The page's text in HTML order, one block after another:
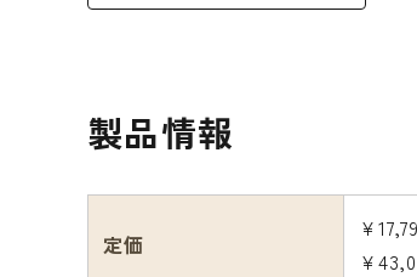
製品情報
定価